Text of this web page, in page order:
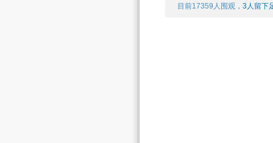
目前17359人围观， 3人留下